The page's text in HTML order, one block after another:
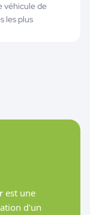
véhicule de
les plus
est une
d'un